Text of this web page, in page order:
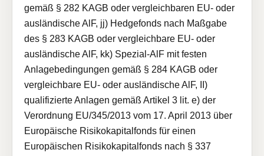
gemäß § 282 KAGB oder vergleichbaren EU- oder
ausländische AlF, jj) Hedgefonds nach Maßgabe
des § 283 KAGB oder vergleichbare EU- oder
ausländische AlF, kk) Spezial-AlF mit festen
Anlagebedingungen gemäß § 284 KAGB oder
vergleichbare EU- oder ausländische AlF, II)
qualifizierte Anlagen gemäß Artikel 3 lit. e) der
Verordnung EU/345/2013 vom 17. April 2013 über
Europäische Risikokapitalfonds für einen
Europäischen Risikokapitalfonds nach § 337